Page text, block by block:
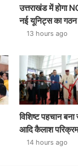
उत्तराखंड में होगा
नई यूनिट्स का गठन
13 hours ago
विशिष्ट पहचान बना
आदि कैलाश
14 hours ago